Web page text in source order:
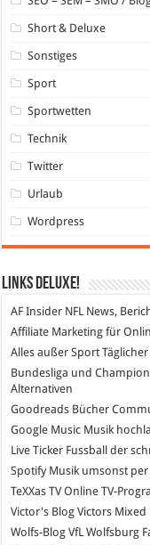
Short & Deluxe
Sonstiges
Sport
Sportwetten
Technik
Twitter
Urlaub
Wordpress
Links DeLuXe!
AF Insider NFL News,
Affiliate Marketing für
Alles außer SportTäglicher
Bundesliga und
Alternativen
Goodreads Bücher
Google Music Musik
Live Ticker Fussball
der
SpotifyMusik umsonst per
TeXXas TVOnline TV-
Victor's Blog Victors Mixed
Wolfs-Blog VfL Wolfsburg